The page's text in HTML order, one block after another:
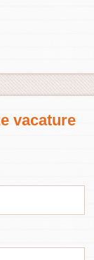
vacature